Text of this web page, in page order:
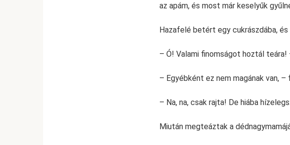
az apám, és most már keselyűk
Hazafelé betért egy cukrászdába,
– Ó! Valami finomságot hoztál
– Egyébként ez nem magának van,
– Na, na, csak rajta! De hiába
Miután megteáztak a